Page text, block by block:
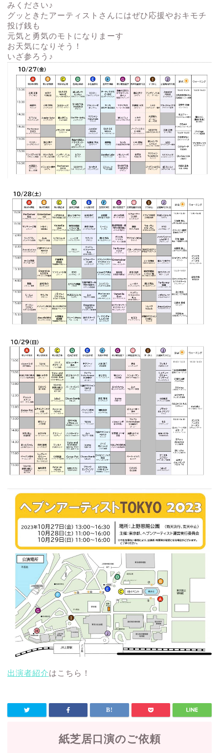
みください♪
グッときたアーティストさんにはぜひ応援やおキモチ
投げ銭も
元気と勇気のモトになりまーす
お天気になりそう！
いざ参ろう♪
出演者紹介はこちら！
紙芝居口演のご依頼